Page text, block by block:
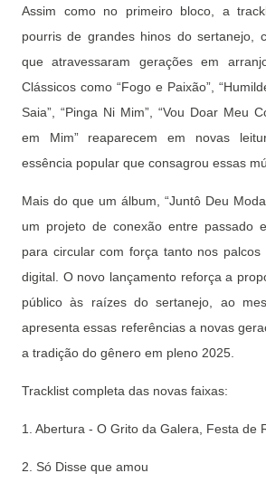
Assim como no primeiro bloco, a
pourris de grandes hinos do sertanejo,
que atravessaram gerações em
Clássicos como “Fogo e Paixão”,
Saia”, “Pinga Ni Mim”, “Vou Doar Meu
em Mim” reaparecem em novas
essência popular que consagrou essas
Mais do que um álbum, “Juntô Deu
um projeto de conexão entre passado
para circular com força tanto nos
digital. O novo lançamento reforça a
público às raízes do sertanejo, ao
apresenta essas referências a novas
a tradição do gênero em pleno 2025.
Tracklist completa das novas faixas:
1. Abertura - O Grito da Galera, Festa de
2. Só Disse que amou